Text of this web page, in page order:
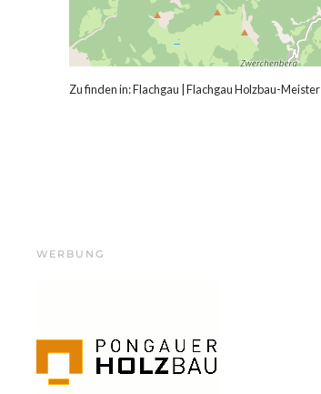
Zu finden in:Flachgau Flachgau Holzbau-Meister
WERBUNG